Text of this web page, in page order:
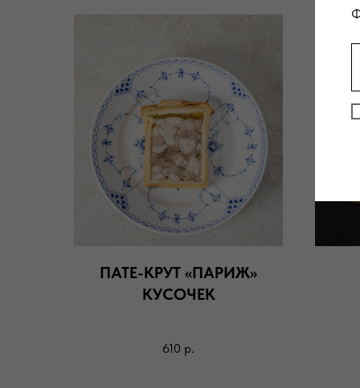
ПATE-КРУТ «ПАРИЖ»
КУСОЧЕК
610 р.